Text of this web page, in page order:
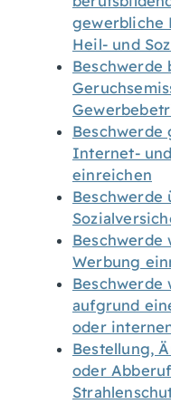
gewerbliche
Heil- und
Beschwerde
Beschwerde
Internet-
einreichen
Beschwerde
Beschwerde
Werbung
Beschwerde
aufgrund
oder
Bestellung,
oder